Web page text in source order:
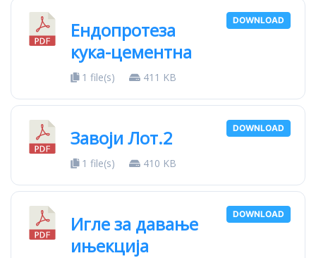
Ендопротеза
кука-цементна
1 file(s) 411 KB
DOWNLOAD
Завоји Лот.2
1 file(s) 410 KB
DOWNLOAD
Игле за давање
ињекција
DOWNLOAD